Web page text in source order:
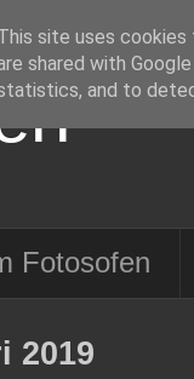
Fotosofen
2019
site uses cookies
shared with
and to